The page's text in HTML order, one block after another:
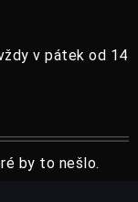
v pátek od 14
by to nešlo.